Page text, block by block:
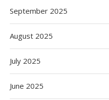
September 2025
August 2025
July 2025
June 2025